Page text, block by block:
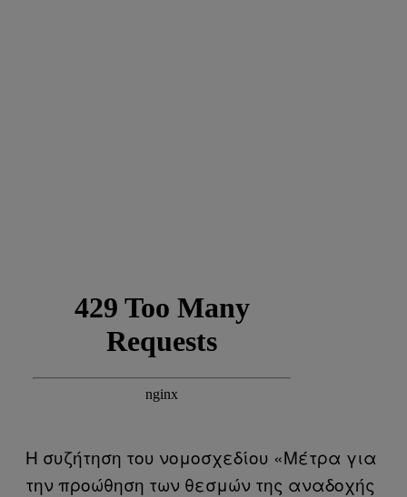
Η συζήτηση του νομοσχεδίου «Μέτρα για
την προώθηση των θεσμών της αναδοχής